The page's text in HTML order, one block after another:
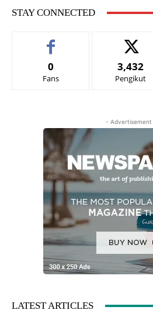
STAY CONNECTED
0
Fans
3,432
Pengikut
- Advertisement
LATEST ARTICLES